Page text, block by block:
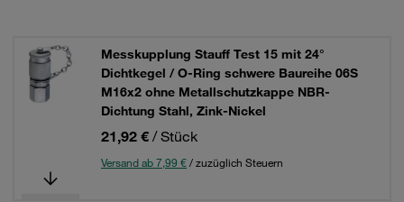
Messkupplung Stauff Test 15 mit 24°
Dichtkegel / O-Ring schwere Baureihe 06S
M16x2 ohne Metallschutzkappe NBR-
Dichtung Stahl, Zink-Nickel
21,92 € / Stück
Versand ab 7,99 €/ zuzüglich Steuern